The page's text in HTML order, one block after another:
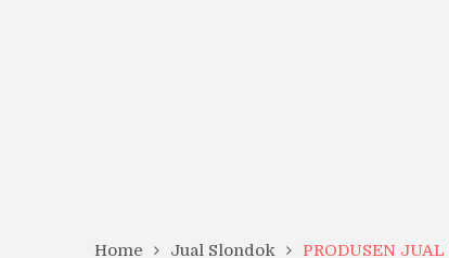
Home Jual Slondok PRODUSEN